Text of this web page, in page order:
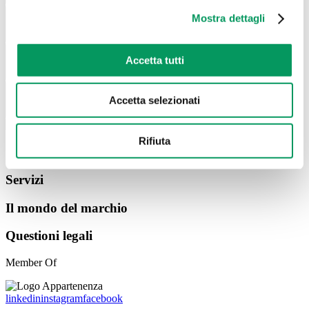
Mostra dettagli
Accetta tutti
Accetta selezionati
Rifiuta
Autista addetto alle consegne (m/f/d)
Candidatura spontanea
Servizi
Il mondo del marchio
Questioni legali
Member Of
linkedininstagramfacebook